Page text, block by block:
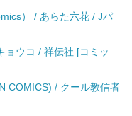
） / あらた六花 / Jパ
ョウコ / 祥伝社 [コミッ
COMICS) / クール教信者